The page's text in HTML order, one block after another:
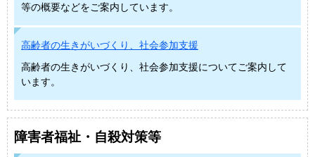
等の概要などをご案内しています。
高齢者の生きがいづくり、社会参加支援
高齢者の生きがいづくり、社会参加支援についてご案内して
います。
障害者福祉・自殺対策等